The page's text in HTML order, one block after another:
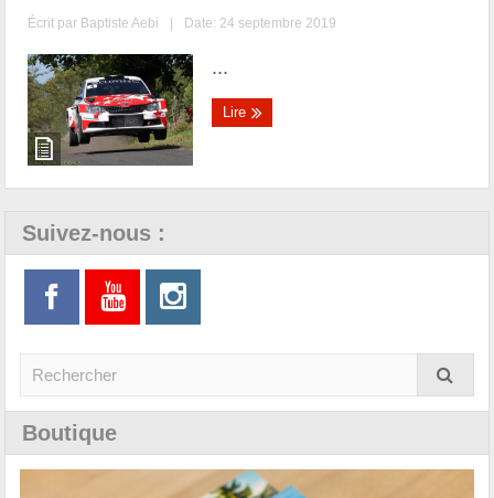
Écrit par Baptiste Aebi | Date: 24 septembre 2019
...
Lire
Suivez-nous :
Boutique